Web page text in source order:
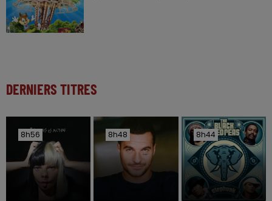
DERNIERS TITRES
8h56
8h56 8h48
8h48 8h44
8h44